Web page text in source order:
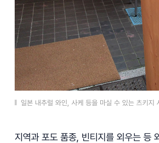
일본 내추럴 와인, 사케 등을 마실 수 있는 츠키
지역과 포도 품종, 빈티지를 외우는 등